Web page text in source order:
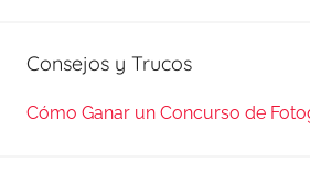
Consejos y Trucos
Cómo Ganar un Concurso de